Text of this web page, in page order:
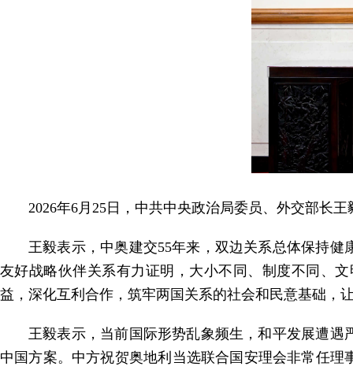
2026年6月25日，中共中央政治局委员、外交部长
王毅表示，中奥建交55年来，双边关系总体保持
友好战略伙伴关系有力证明，大小不同、制度不同、
益，深化互利合作，筑牢两国关系的社会和民意基础，
王毅表示，当前国际形势乱象频生，和平发展遭
中国方案。中方祝贺奥地利当选联合国安理会非常任